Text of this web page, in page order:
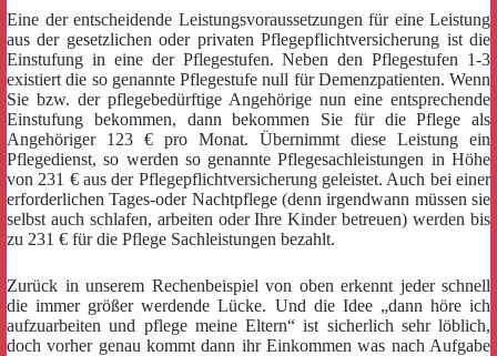
Eine der entscheidende Leistungsvoraussetzungen für eine Leistung
aus der gesetzlichen oder privaten Pflegepflichtversicherung ist die
Einstufung in eine der Pflegestufen. Neben den Pflegestufen 1-3
existiert die so genannte Pflegestufe null für Demenzpatienten. Wenn
Sie bzw. der pflegebedürftige Angehörige nun eine entsprechende
Einstufung bekommen, dann bekommen Sie für die Pflege als
Angehöriger 123 € pro Monat. Übernimmt diese Leistung ein
Pflegedienst, so werden so genannte Pflegesachleistungen in Höhe
von 231 € aus der Pflegepflichtversicherung geleistet. Auch bei einer
erforderlichen Tages-oder Nachtpflege (denn irgendwann müssen sie
selbst auch schlafen, arbeiten oder Ihre Kinder betreuen) werden bis
zu 231 € für die Pflege Sachleistungen bezahlt.
Zurück in unserem Rechenbeispiel von oben erkennt jeder schnell
die immer größer werdende Lücke. Und die Idee „dann höre ich
aufzuarbeiten und pflege meine Eltern“ ist sicherlich sehr löblich,
doch vorher genau kommt dann ihr Einkommen was nach Aufgabe